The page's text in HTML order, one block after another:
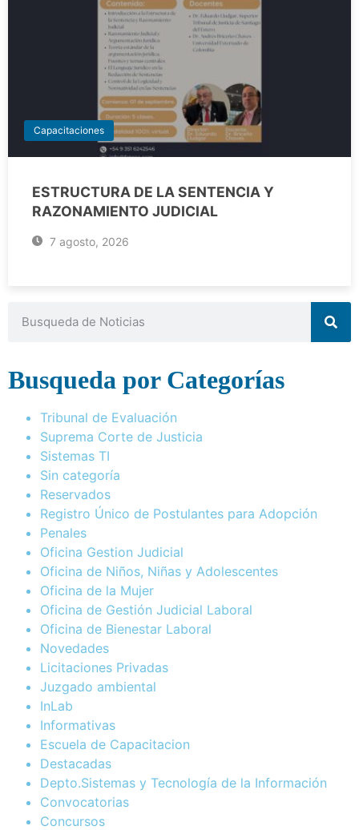
Capacitaciones
ESTRUCTURA DE LA SENTENCIA Y
RAZONAMIENTO JUDICIAL
7 agosto, 2026
Busqueda por Categorías
Tribunal de Evaluación
Suprema Corte de Justicia
Sistemas TI
Sin categoría
Reservados
Registro Único de Postulantes para Adopción
Penales
Oficina Gestion Judicial
Oficina de Niños, Niñas y Adolescentes
Oficina de la Mujer
Oficina de Gestión Judicial Laboral
Oficina de Bienestar Laboral
Novedades
Licitaciones Privadas
Juzgado ambiental
InLab
Informativas
Escuela de Capacitacion
Destacadas
Depto.Sistemas y Tecnología de la Información
Convocatorias
Concursos